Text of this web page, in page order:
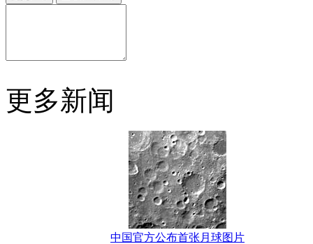
更多新闻
中国官方公布首张月球图片